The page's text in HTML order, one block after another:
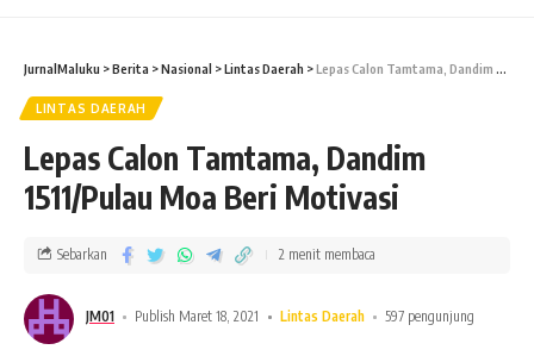
JurnalMaluku >Berita >Nasional >Lintas Daerah >Lepas Calon Tamtama, Dandim 1511/Pulau Moa Beri Motivasi
LINTAS DAERAH
Lepas Calon Tamtama, Dandim
1511/Pulau Moa Beri Motivasi
JM01 Publish Maret 18, 2021 Lintas Daerah 597 pengunjung
Sebarkan 2 menit membaca